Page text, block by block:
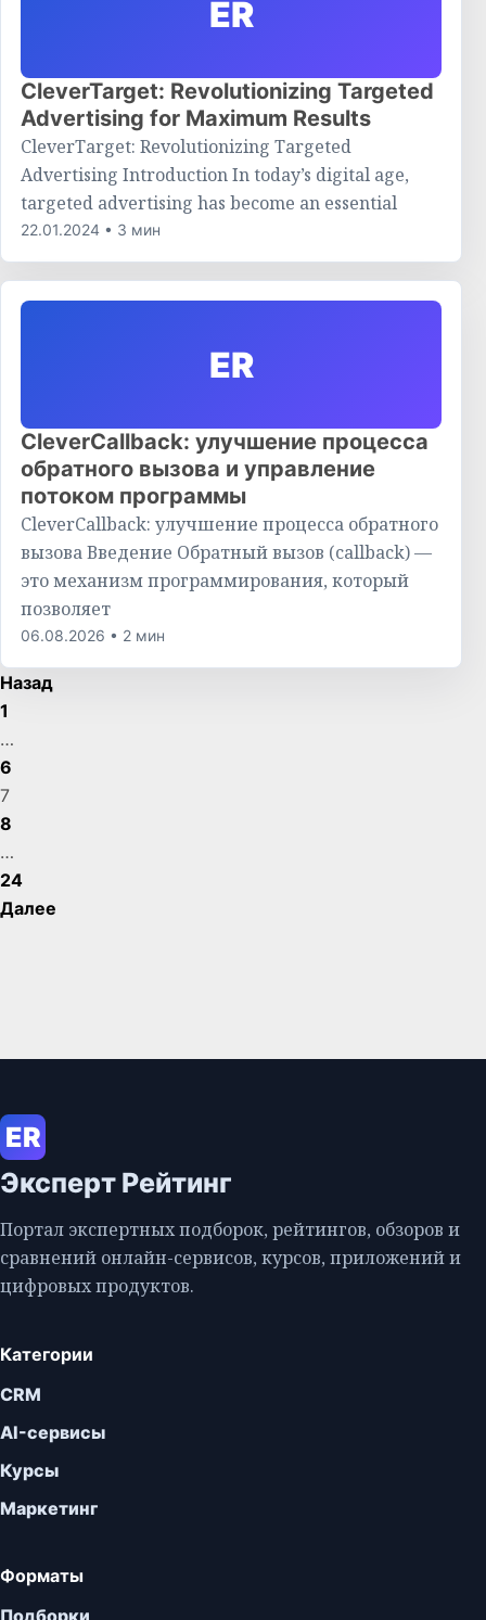
ER
CleverTarget: Revolutionizing Targeted
Advertising for Maximum Results
CleverTarget: Revolutionizing Targeted
Advertising Introduction In today’s digital age,
targeted advertising has become an essential
22.01.2024 • 3 мин
ER
CleverCallback: улучшение процесса
обратного вызова и управление
потоком программы
CleverCallback: улучшение процесса обратного
вызова Введение Обратный вызов (callback) —
это механизм программирования, который
позволяет
06.08.2026 • 2 мин
Пагинация
записей
Назад
1
…
6
7
8
…
24
Далее
ER
Эксперт Рейтинг
Портал экспертных подборок, рейтингов, обзоров и
сравнений онлайн-сервисов, курсов, приложений и
цифровых продуктов.
Категории
CRM
AI-сервисы
Курсы
Маркетинг
Форматы
Подборки